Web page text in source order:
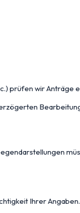
prüfen wir Anträge
Ihrer Angaben.